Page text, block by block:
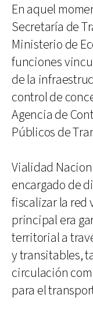
En aquel
Secretaría de
Ministerio de
funciones
de la
control de
Agencia de
Públicos de
Vialidad
encargado de
fiscalizar la red
principal era
territorial a
y transitables,
circulación
para el